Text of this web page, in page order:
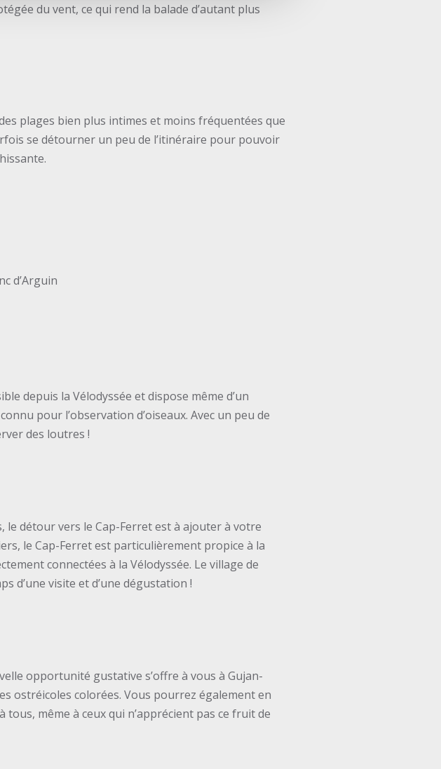
du vent, ce qui rend la balade d’autant plus
plages bien plus intimes et moins fréquentées que
se détourner un peu de l’itinéraire pour pouvoir
d’Arguin
depuis la Vélodyssée et dispose même d’un
pour l’observation d’oiseaux. Avec un peu de
des loutres !
le détour vers le Cap-Ferret est à ajouter à votre
le Cap-Ferret est particulièrement propice à la
connectées à la Vélodyssée. Le village de
d’une visite et d’une dégustation !
opportunité gustative s’offre à vous à Gujan-
ostréicoles colorées. Vous pourrez également en
tous, même à ceux qui n’apprécient pas ce fruit de